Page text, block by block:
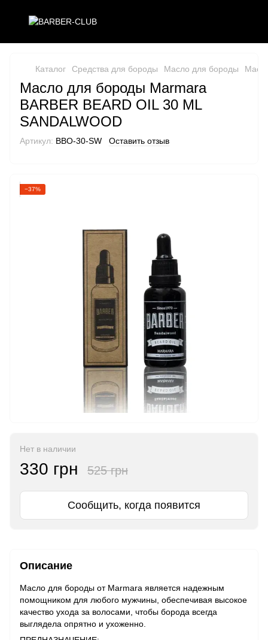
Каталог Средства для бороды Масло для бороды
Масло для бороды Marmara
BARBER BEARD OIL 30 ML
SANDALWOOD
Артикул: BBO-30-SW Оставить отзыв
−37%
Нет в наличии
330 грн 525 грн
Сообщить, когда появится
Описание
Масло для бороды от Marmara является надежным
помощником для любого мужчины, обеспечивая высокое
качество ухода за волосами, чтобы борода всегда
выглядела опрятно и ухоженно.